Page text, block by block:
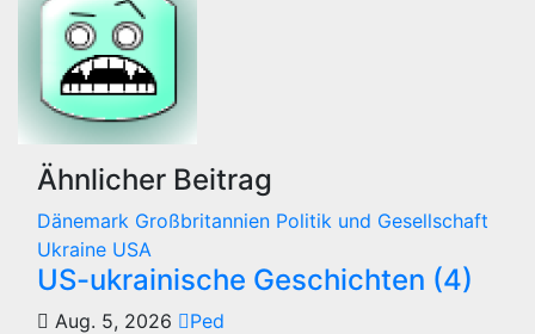
Ähnlicher Beitrag
Dänemark Großbritannien Politik und Gesellschaft
Ukraine USA
US-ukrainische Geschichten (4)
Aug. 5, 2026
Ped